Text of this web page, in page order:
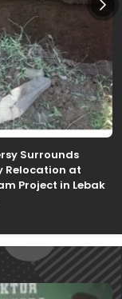
Surrounds
Relocation at
Project in Lebak,